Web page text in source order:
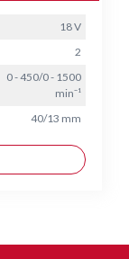
18 V
2
0 - 450/0 - 1500
min⁻¹
40/13 mm